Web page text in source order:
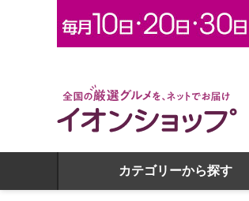
全国の厳選グルメを、ネットでお届け イ
カテゴリーから探す